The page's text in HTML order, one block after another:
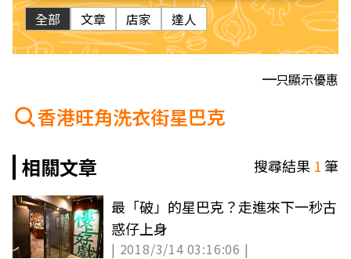
全部 文章 店家 達人
只顯示優惠
香港旺角洗衣街星巴克
相關文章
搜尋結果 1筆
最「破」的星巴克？走進來下一秒古
惑仔上身
| 2018/3/14 03:16:06 |